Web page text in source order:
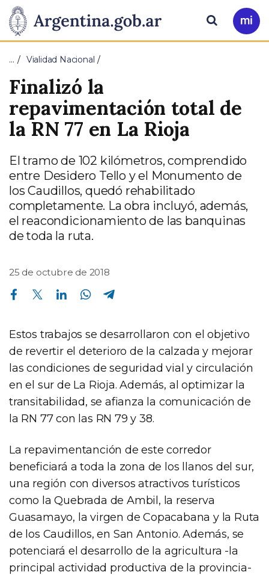
Presidencia
de
la
Nación
Pasar al contenido principal
Ir
a
Buscar
… Vialidad Nacional
Finalizó la
repavimentación total de
la RN 77 en La Rioja
El tramo de 102 kilómetros, comprendido
entre Desidero Tello y el Monumento de
los Caudillos, quedó rehabilitado
completamente. La obra incluyó, además,
el reacondicionamiento de las banquinas
de toda la ruta.
25 de octubre de 2018
Compartir en Facebook Compartir en Twitter Compartir en Linkedin Compartir en Whatsapp
Estos trabajos se desarrollaron con el objetivo
de revertir el deterioro de la calzada y mejorar
las condiciones de seguridad vial y circulación
en el sur de La Rioja. Además, al optimizar la
transitabilidad, se afianza la comunicación de
la RN 77 con las RN 79 y 38.
La repavimentanción de este corredor
beneficiará a toda la zona de los llanos del sur,
una región con diversos atractivos turísticos
como la Quebrada de Ambil, la reserva
Guasamayo, la virgen de Copacabana y la Ruta
de los Caudillos, en San Antonio. Además, se
potenciará el desarrollo de la agricultura -la
principal actividad productiva de la provincia-